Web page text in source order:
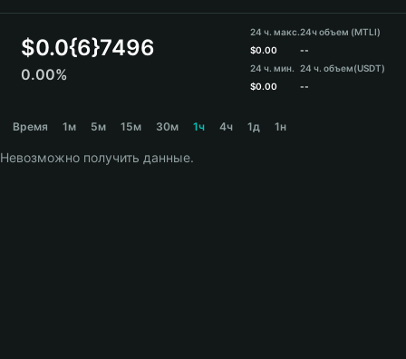
ภาษาไทย
Español
Español (Argentina)
$0.0{6}7496
0.00%
24 ч. макс.
$0.00
24 ч. мин.
$0.00
24ч объем (MTLI)
--
24 ч. объем(USDT)
--
Время 1м 5м 15м 30м 1ч 4ч 1д 1н
Невозможно получить данные.